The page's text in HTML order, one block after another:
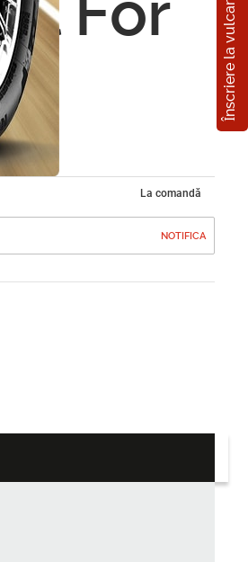
Înscriere la vulcanizare
La comandă
NOTIFICA